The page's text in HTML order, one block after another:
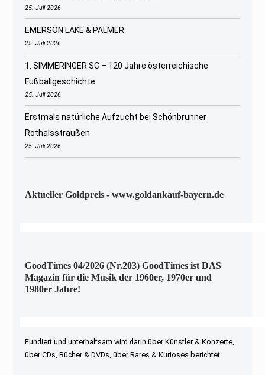
25. Juli 2026
EMERSON LAKE & PALMER
25. Juli 2026
1. SIMMERINGER SC – 120 Jahre österreichische
Fußballgeschichte
25. Juli 2026
Erstmals natürliche Aufzucht bei Schönbrunner
Rothalsstraußen
25. Juli 2026
Aktueller Goldpreis - www.goldankauf-bayern.de
GoodTimes 04/2026 (Nr.203) GoodTimes ist DAS
Magazin für die Musik der 1960er, 1970er und
1980er Jahre!
Fundiert und unterhaltsam wird darin über Künstler & Konzerte,
über CDs, Bücher & DVDs, über Rares & Kurioses berichtet.